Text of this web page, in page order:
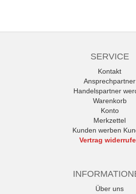
SERVICE
Kontakt
Ansprechpartner
Handelspartner
Warenkorb
Konto
Merkzettel
Kunden werben
Vertrag
Über uns